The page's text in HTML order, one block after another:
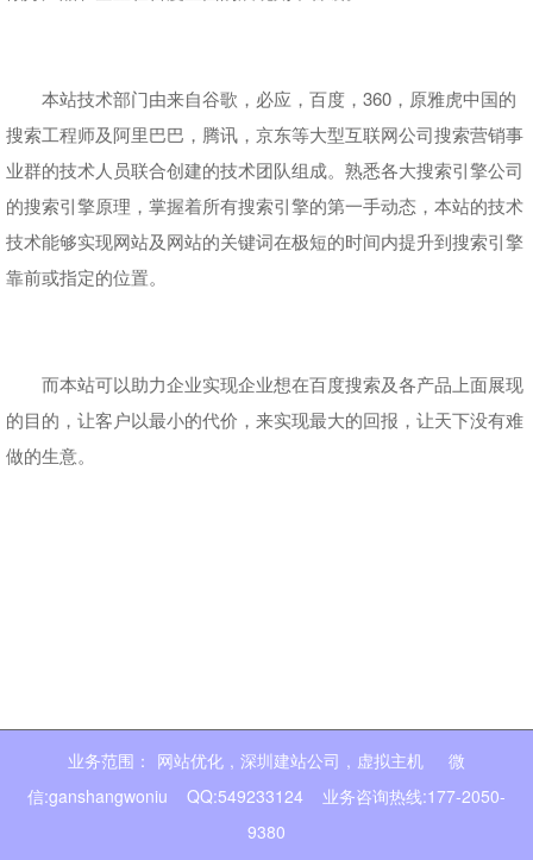
本站技术部门由来自谷歌，必应，百度，360，原雅虎中国的
搜索工程师及阿里巴巴，腾讯，京东等大型互联网公司搜索营销事
业群的技术人员联合创建的技术团队组成。熟悉各大搜索引擎公司
的搜索引擎原理，掌握着所有搜索引擎的第一手动态，本站的技术
技术能够实现网站及网站的关键词在极短的时间内提升到搜索引擎
靠前或指定的位置。
而本站可以助力企业实现企业想在百度搜索及各产品上面展现
的目的，让客户以最小的代价，来实现最大的回报，让天下没有难
做的生意。
业务范围： 网站优化 , 深圳建站公司 , 虚拟主机
微
信:ganshangwoniu QQ:549233124 业务咨询热线:177-2050-
9380